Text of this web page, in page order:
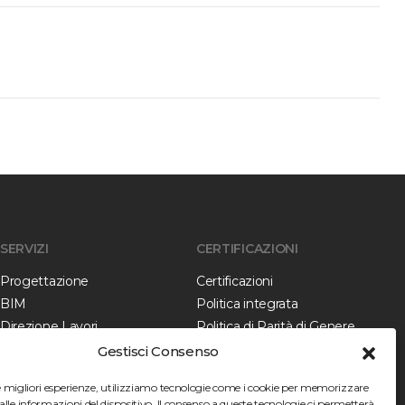
Gestisci Consenso
migliori esperienze, utilizziamo tecnologie come i cookie per memorizzare
SERVIZI
Progettazione
BIM
Direzione Lavori
Diagnostica
CERTIFICAZIONI
Certificazioni
Politica integrata
Politica di Parità di Genere